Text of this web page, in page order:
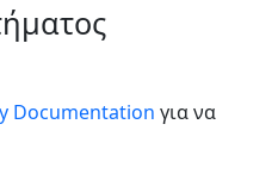
Documentation για να